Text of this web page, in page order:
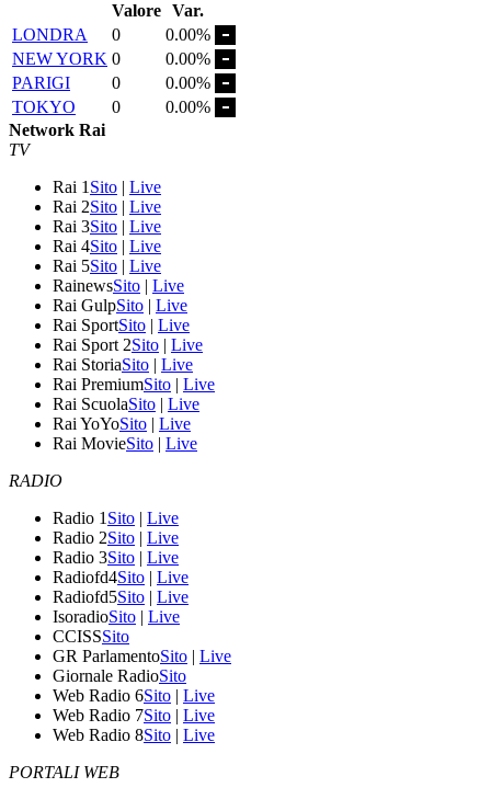
Valore Var.
LONDRA
0
0.00%
NEW YORK 0
0.00%
PARIGI
0
0.00%
TOKYO
0
0.00%
Network Rai
TV
Rai 1 Sito | Live
Rai 2Sito | Live
Rai 3Sito | Live
Rai 4Sito | Live
Rai 5Sito | Live
RainewsSito | Live
Rai GulpSito | Live
Rai SportSito | Live
Rai Sport 2Sito | Live
Rai StoriaSito | Live
Rai PremiumSito | Live
Rai ScuolaSito | Live
Rai YoYoSito | Live
Rai MovieSito | Live
RADIO
Radio 1 Sito | Live
Radio 2Sito | Live
Radio 3Sito | Live
Radiofd4Sito | Live
Radiofd5Sito | Live
IsoradioSito | Live
CCISSSito
GR ParlamentoSito | Live
Giornale RadioSito
Web Radio 6Sito | Live
Web Radio 7Sito | Live
Web Radio 8Sito | Live
PORTALI WEB